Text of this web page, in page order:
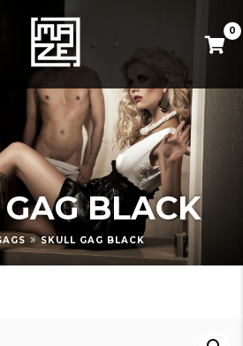
0
BLACK
» SKULL GAG BLACK